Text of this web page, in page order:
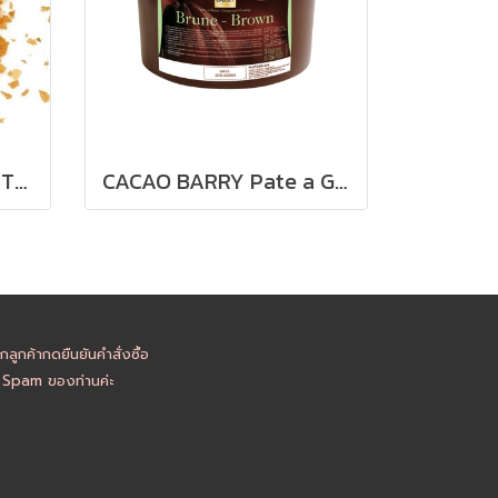
CACAO BARRY PAILLETÉ FEUILLETINE™ (ROYALTINE) CACAO BARRY Pate a Glacer Brune : Dark Compound Coating
ลูกค้ากดยืนยันคำสั่งซื้อ
ของท่านค่ะ